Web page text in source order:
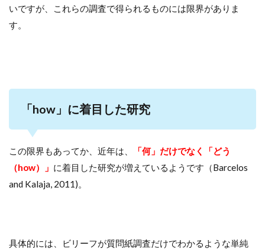
いですが、これらの調査で得られるものには限界がありま
す。
「how」に着目した研究
この限界もあってか、近年は、
「何」だけでなく「どう
（how）」 に着目した研究が増えているようです（Barcelos
and Kalaja, 2011)。
具体的には、ビリーフが質問紙調査だけでわかるような単純